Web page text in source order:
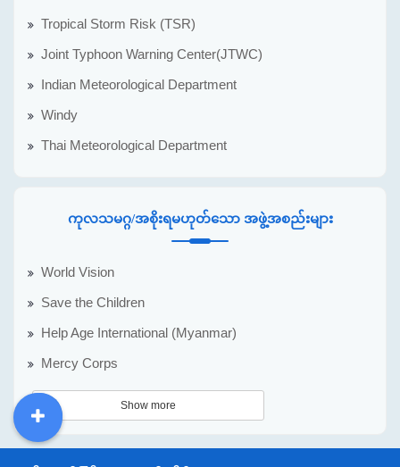
Tropical Storm Risk (TSR)
Joint Typhoon Warning Center(JTWC)
Indian Meteorological Department
Windy
Thai Meteorological Department
ကုလသမဂ္ဂ/အစိုးရမဟုတ်သော အဖွဲ့အစည်းများ
World Vision
Save the Children
Help Age International (Myanmar)
Mercy Corps
Show more